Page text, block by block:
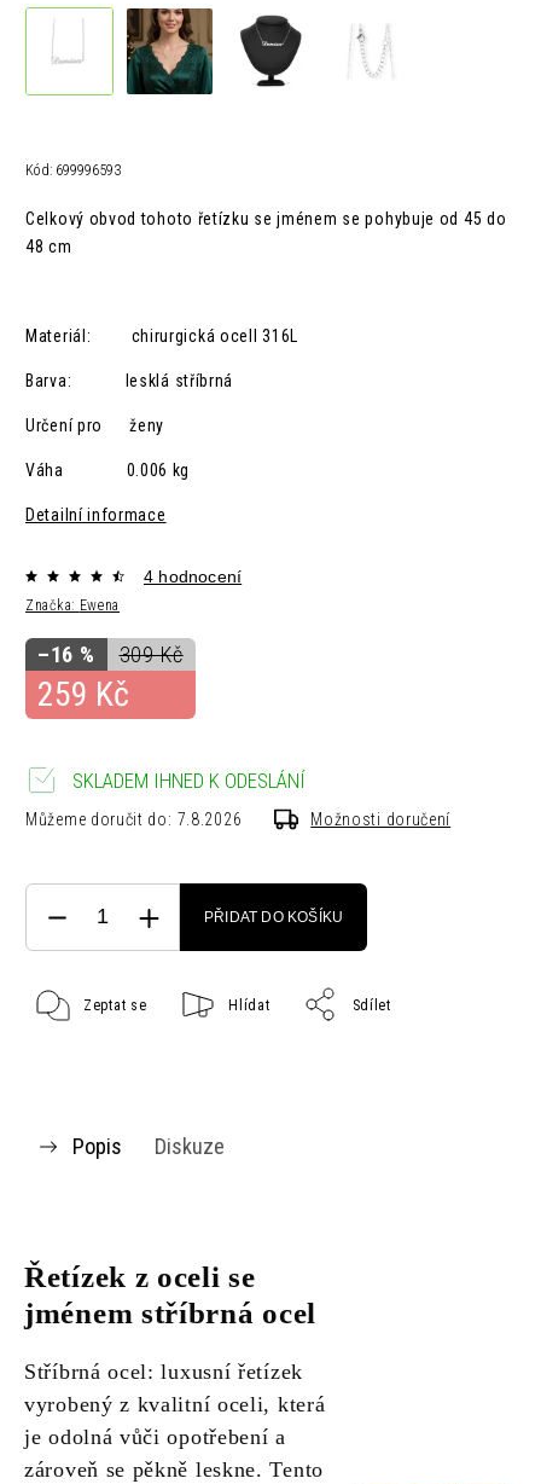
Kód: 699996593
Celkový obvod tohoto řetízku se jménem se pohybuje od 45 do
48 cm
Materiál: chirurgická ocelI 316L
Barva: lesklá stříbrná
Určení pro ženy
Váha 0.006 kg
Detailní informace
Značka: Ewena
4 hodnocení
309 Kč
–16 %
259 Kč
SKLADEM IHNED K ODESLÁNÍ
Můžeme doručit do: 7.8.2026 Možnosti doručení
PŘIDAT DO KOŠÍKU
Zeptat se Hlídat Sdílet
Popis Diskuze
Řetízek z oceli se
jménem stříbrná ocel
Stříbrná ocel: luxusní řetízek
vyrobený z kvalitní oceli, která
je odolná vůči opotřebení a
zároveň se pěkně leskne. Tento